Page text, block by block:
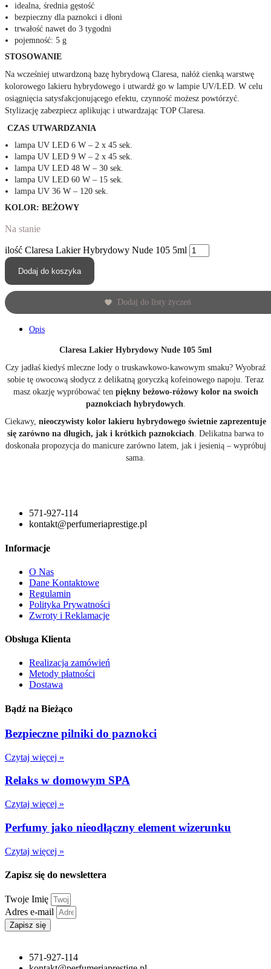
idealna, średnia gęstość
bezpieczny dla paznokci i dłoni
trwałość nawet do 3 tygodni
pojemność: 5 g
STOSOWANIE
Na wcześniej utwardzoną bazę hybrydową Claresa, nałóż cienką warstwę
kolorowego lakieru hybrydowego i utwardź go w lampie UV/LED. W celu
osiągnięcia satysfakcjonującego efektu, czynność możesz powtórzyć.
Stylizację zabezpiecz aplikując i utwardzając TOP Claresa.
CZAS UTWARDZANIA
lampa UV LED 6 W – 2 x 45 sek.
lampa UV LED 9 W – 2 x 45 sek.
lampa UV LED 48 W – 30 sek.
lampa UV LED 60 W – 15 sek.
lampa UV 36 W – 120 sek.
KOLOR: BEŻOWY
Na stanie
ilość Claresa Lakier Hybrydowy Nude 105 5ml
Dodaj do koszyka
Dodaj do listy życzeń
Opis
Claresa Lakier Hybrydowy Nude 105 5ml
Czy jadłaś kiedyś mleczne lody o truskawkowo-kawowym smaku? Wyobraź
sobie tę owocową słodycz z delikatną goryczką kofeinowego napoju. Teraz
masz okazję wypróbować ten piękny beżowo-różowy kolor na swoich
paznokciach hybrydowych.
Ciekawy, nieoczywisty kolor lakieru hybrydowego świetnie zaprezentuje
się zarówno na długich, jak i krótkich paznokciach. Delikatna barwa to
doskonała propozycja do manicure zarówno latem, jak i jesienią – wypróbuj
sama.
571-927-114
kontakt@perfumeriaprestige.pl
Informacje
O Nas
Dane Kontaktowe
Regulamin
Polityka Prywatności
Zwroty i Reklamacje
Obsługa Klienta
Realizacja zamówień
Metody płatności
Dostawa
Bądź na Bieżąco
Bezpieczne pilniki do paznokci
Czytaj więcej »
Relaks w domowym SPA
Czytaj więcej »
Perfumy jako nieodłączny element wizerunku
Czytaj więcej »
Zapisz się do newslettera
Twoje Imię
Adres e-mail
Zapisz się
571-927-114